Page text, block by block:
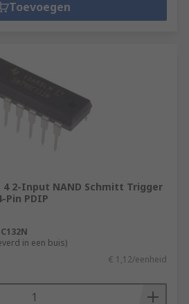
Toevoegen
2-Input NAND Schmitt Trigger
Pin PDIP
in een buis)
€ 1,12/eenheid